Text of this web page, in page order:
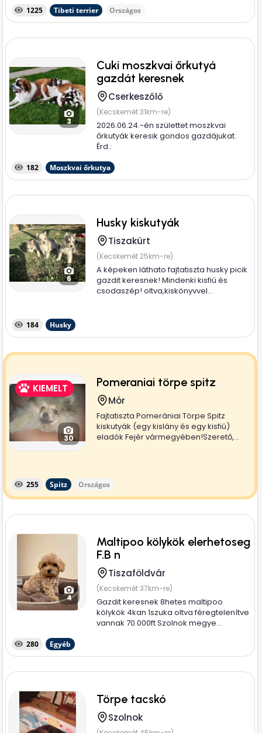
1225 Tibeti terrier Országos
3
Cuki moszkvai őrkutyá
gazdát keresnek
Cserkeszőlő
(Kecskemét 31km-re)
2026.06.24.-én születtet moszkvai
őrkutyák keresik gondos gazdájukat.
Érd.:
182 Moszkvai őrkutya
6
Husky kiskutyák
Tiszakürt
(Kecskemét 25km-re)
A képeken láthato fajtatiszta husky picik
gazdit keresnek! Mindenki kisfiú és
csodaszép! oltva,kiskönyvvel...
184 Husky
KIEMELT
30
Pomeraniai törpe spitz
Mór
Fajtatiszta Pomerániai Törpe Spitz
kiskutyák (egy kislány és egy kisfiú)
eladók Fejér vármegyében!Szerető,...
255 Spitz Országos
4
Maltipoo kölykök elerhetoseg
F.B n
Tiszaföldvár
(Kecskemét 37km-re)
Gazdit keresnek 8hetes maltipoo
kölykök 4kan 1szuka oltva féregtelenítve
vannak 70.000ft Szolnok megye...
280 Egyéb
Törpe tacskó
Szolnok